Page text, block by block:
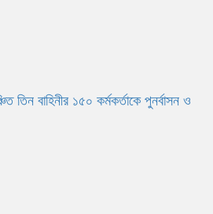
তিন বাহিনীর ১৫০ কর্মকর্তাকে পুনর্বাসন ও